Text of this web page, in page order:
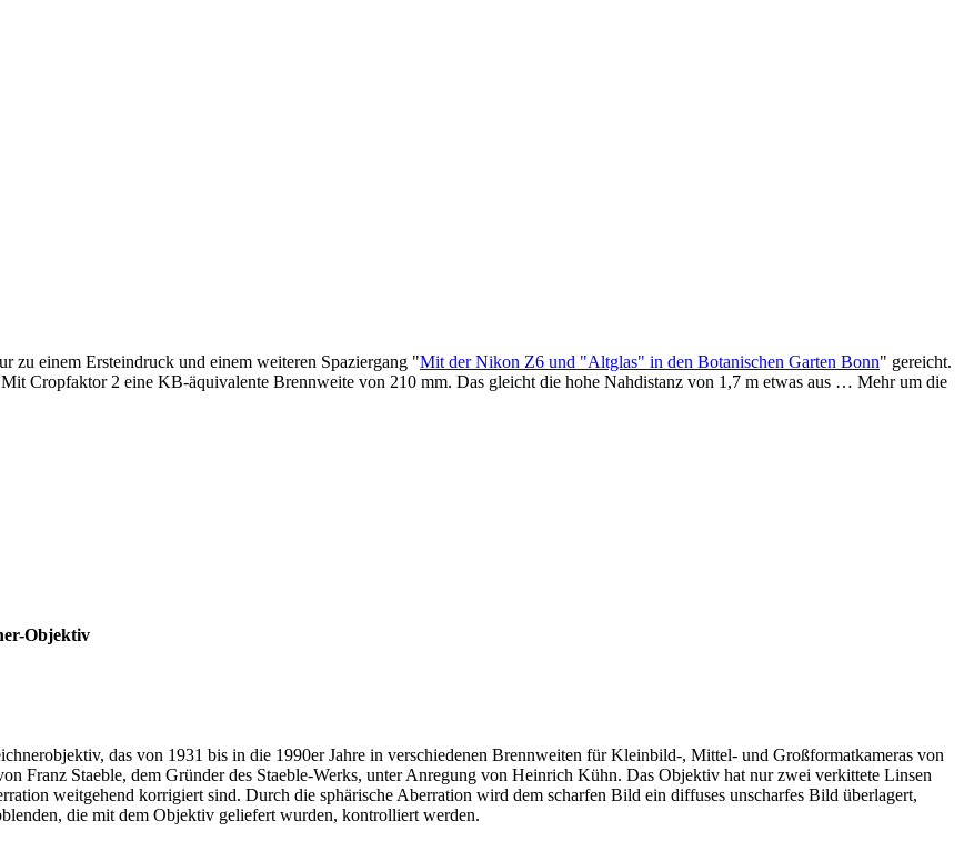
zu einem Ersteindruck und einem weiteren Spaziergang "Mit der Nikon Z6 und "Altglas" in den Botanischen Garten Bonn" gereicht.
Cropfaktor 2 eine KB-äquivalente Brennweite von 210 mm. Das gleicht die hohe Nahdistanz von 1,7 m etwas aus … Mehr um die
Objektiv
das von 1931 bis in die 1990er Jahre in verschiedenen Brennweiten für Kleinbild-, Mittel- und Großformatkameras von
Franz Staeble, dem Gründer des Staeble-Werks, unter Anregung von Heinrich Kühn. Das Objektiv hat nur zwei verkittete Linsen
weitgehend korrigiert sind. Durch die sphärische Aberration wird dem scharfen Bild ein diffuses unscharfes Bild überlagert,
die mit dem Objektiv geliefert wurden, kontrolliert werden.